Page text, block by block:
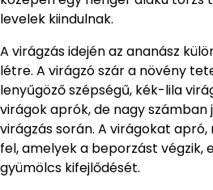
levelek kiindulnak.
A virágzás idején az ananász
létre. A virágzó szár a növény
lenyűgöző szépségű, kék-lila
virágok aprók, de nagy számban
virágzás során. A virágokat
fel, amelyek a beporzást végzik,
gyümölcs kifejlődését.